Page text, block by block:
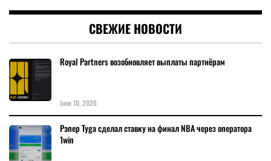
СВЕЖИЕ НОВОСТИ
Royal Partners возобновляет выплаты партнёрам
June 10, 2026
Рэпер Tyga сделал ставку на финал NBA через оператора
1win